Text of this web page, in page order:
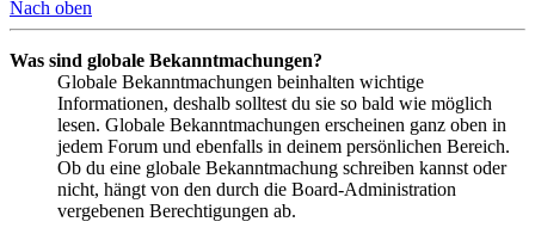
Nach oben
Was sind globale Bekanntmachungen?
Globale Bekanntmachungen beinhalten wichtige
Informationen, deshalb solltest du sie so bald wie möglich
lesen. Globale Bekanntmachungen erscheinen ganz oben in
jedem Forum und ebenfalls in deinem persönlichen Bereich.
Ob du eine globale Bekanntmachung schreiben kannst oder
nicht, hängt von den durch die Board-Administration
vergebenen Berechtigungen ab.